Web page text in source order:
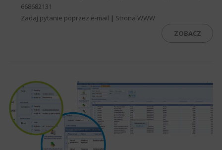
668682131
Zadaj pytanie poprzez e-mail | Strona WWW
ZOBACZ